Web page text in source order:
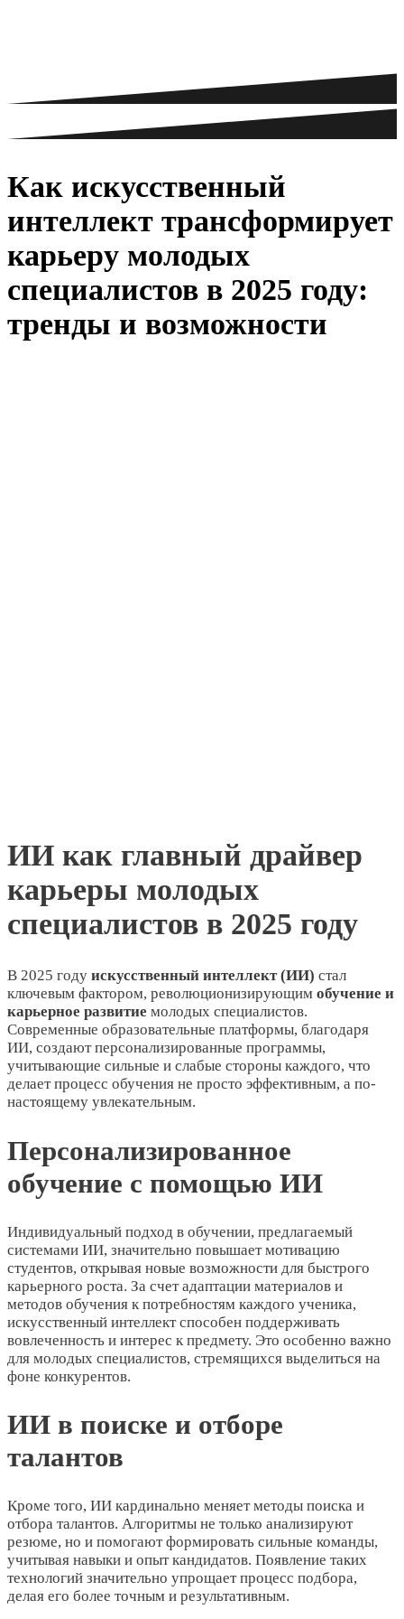
Как искусственный
интеллект трансформирует
карьеру молодых
специалистов в 2025 году:
тренды и возможности
ИИ как главный драйвер
карьеры молодых
специалистов в 2025 году
В 2025 году искусственный интеллект (ИИ) стал
ключевым фактором, революционизирующим обучение и
карьерное развитие молодых специалистов.
Современные образовательные платформы, благодаря
ИИ, создают персонализированные программы,
учитывающие сильные и слабые стороны каждого, что
делает процесс обучения не просто эффективным, а по-
настоящему увлекательным.
Персонализированное
обучение с помощью ИИ
Индивидуальный подход в обучении, предлагаемый
системами ИИ, значительно повышает мотивацию
студентов, открывая новые возможности для быстрого
карьерного роста. За счет адаптации материалов и
методов обучения к потребностям каждого ученика,
искусственный интеллект способен поддерживать
вовлеченность и интерес к предмету. Это особенно важно
для молодых специалистов, стремящихся выделиться на
фоне конкурентов.
ИИ в поиске и отборе
талантов
Кроме того, ИИ кардинально меняет методы поиска и
отбора талантов. Алгоритмы не только анализируют
резюме, но и помогают формировать сильные команды,
учитывая навыки и опыт кандидатов. Появление таких
технологий значительно упрощает процесс подбора,
делая его более точным и результативным.